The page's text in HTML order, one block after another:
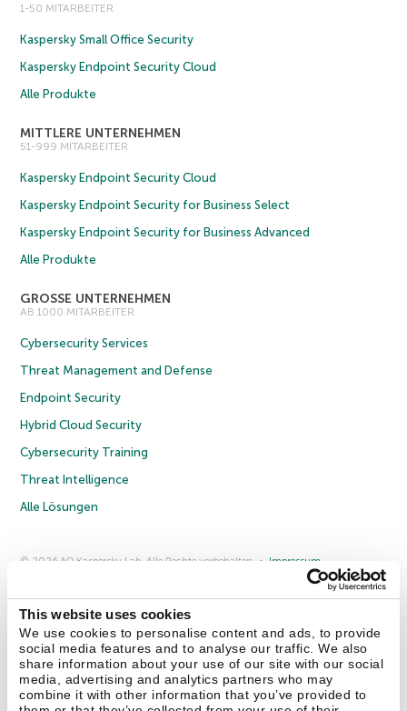
This website uses cookies
We use cookies to personalise content and ads, to provide
social media features and to analyse our traffic. We also
share information about your use of our site with our social
media, advertising and analytics partners who may
combine it with other information that you’ve provided to
1-50 MITARBEITER
Kaspersky Small Office Security
Kaspersky Endpoint Security Cloud
Alle Produkte
MITTLERE UNTERNEHMEN
51-999 MITARBEITER
Kaspersky Endpoint Security Cloud
Kaspersky Endpoint Security for Business Select
Kaspersky Endpoint Security for Business Advanced
Alle Produkte
GROSSE UNTERNEHMEN
AB 1000 MITARBEITER
Cybersecurity Services
Threat Management and Defense
Endpoint Security
Hybrid Cloud Security
Cybersecurity Training
Threat Intelligence
Alle Lösungen
© 2026 AO Kaspersky Lab. Alle Rechte vorbehalten.
Impressum
Lizenzvereinbarung B2B
Anmeldung zum Newsletter für B2B-Vertriebspartner
Kontakt Über uns Partner Blog
Weitere Informationen
Pressemitteilungen